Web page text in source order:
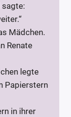
sagte:
Mädchen.
Renate
legte
Papierstern
in ihrer